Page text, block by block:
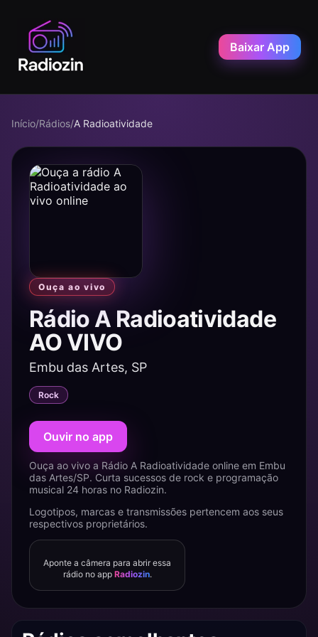
Baixar App
Início/Rádios/A Radioatividade
Ouça ao vivo
Rádio A Radioatividade
AO VIVO
Embu das Artes, SP
Rock
Ouvir no app
Ouça ao vivo a Rádio A Radioatividade online em Embu
das Artes/SP. Curta sucessos de rock e programação
musical 24 horas no Radiozin.
Logotipos, marcas e transmissões pertencem aos seus
respectivos proprietários.
Aponte a câmera para abrir essa
rádio no app Radiozin.